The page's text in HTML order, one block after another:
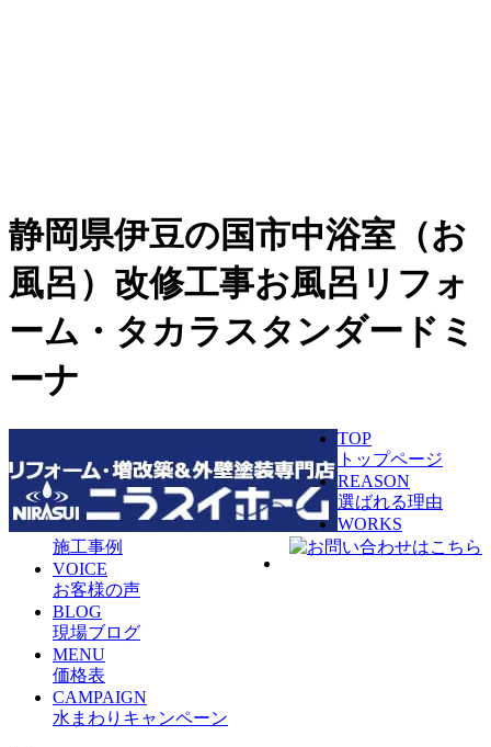
静岡県伊豆の国市中浴室（お
風呂）改修工事お風呂リフォ
ーム・タカラスタンダードミ
ーナ
TOP
トップページ
REASON
選ばれる理由
WORKS
施工事例
VOICE
お客様の声
BLOG
現場ブログ
MENU
価格表
CAMPAIGN
水まわりキャンペーン